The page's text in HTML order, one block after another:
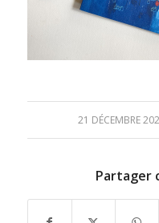
21 DÉCEMBRE
/
Partager